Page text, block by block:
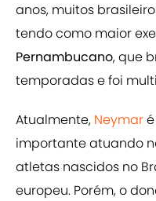
anos, muitos
tendo como maior
Pernambucano, que
temporadas e foi
Atualmente, Neymar
importante atuando
atletas nascidos no
europeu. Porém, o